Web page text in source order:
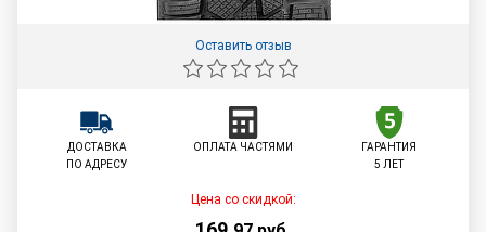
Оставить отзыв
ДОСТАВКА
ПО АДРЕСУ
ОПЛАТА ЧАСТЯМИ
ГАРАНТИЯ
5 ЛЕТ
Цена со скидкой: